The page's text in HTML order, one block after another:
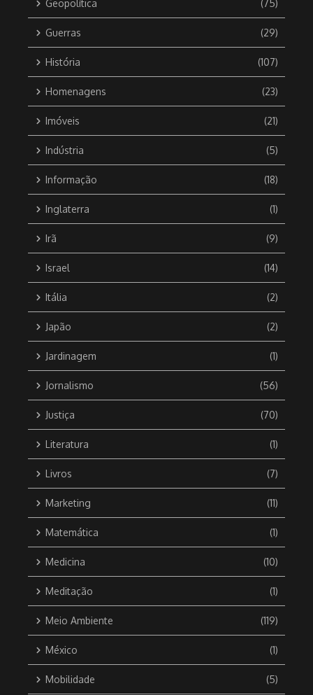
Geopolítica (75)
Guerras (29)
História (107)
Homenagens (23)
Imóveis (21)
Indústria (5)
Informação (18)
Inglaterra (1)
Irã (9)
Israel (14)
Itália (2)
Japão (2)
Jardinagem (1)
Jornalismo (56)
Justiça (70)
Literatura (1)
Livros (7)
Marketing (11)
Matemática (1)
Medicina (10)
Meditação (1)
Meio Ambiente (119)
México (1)
Mobilidade (5)